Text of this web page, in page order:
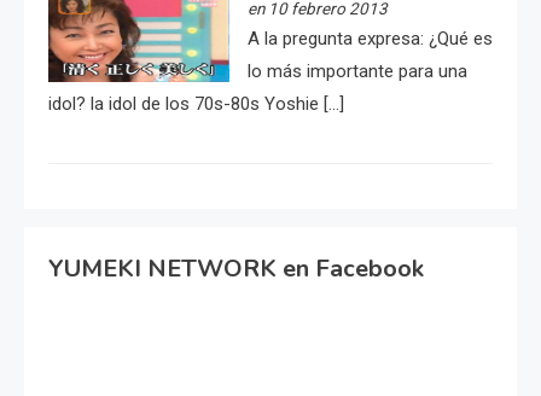
en 10 febrero 2013
A la pregunta expresa: ¿Qué es
lo más importante para una
idol? la idol de los 70s-80s Yoshie […]
YUMEKI NETWORK en Facebook